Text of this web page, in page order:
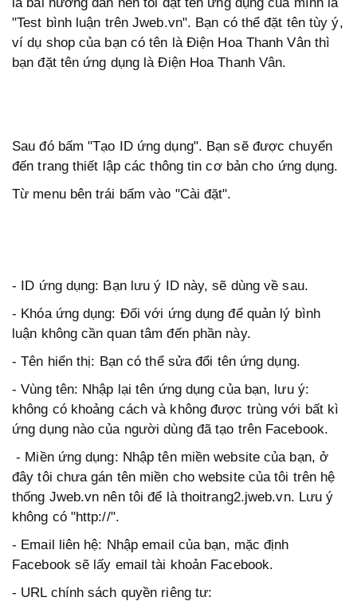
"Test bình luận trên Jweb.vn". Bạn có thể đặt tên tùy ý,
ví dụ shop của bạn có tên là Điện Hoa Thanh Vân thì
bạn đặt tên ứng dụng là Điện Hoa Thanh Vân.
Sau đó bấm "Tạo ID ứng dụng". Bạn sẽ được chuyển
đến trang thiết lập các thông tin cơ bản cho ứng dụng.
Từ menu bên trái bấm vào "Cài đặt".
- ID ứng dụng: Bạn lưu ý ID này, sẽ dùng về sau.
- Khóa ứng dụng: Đối với ứng dụng để quản lý bình
luận không cần quan tâm đến phần này.
- Tên hiển thị: Bạn có thể sửa đổi tên ứng dụng.
- Vùng tên: Nhập lại tên ứng dụng của bạn, lưu ý:
không có khoảng cách và không được trùng với bất kì
ứng dụng nào của người dùng đã tạo trên Facebook.
- Miền ứng dụng: Nhập tên miền website của bạn, ở
đây tôi chưa gán tên miền cho website của tôi trên hệ
thống Jweb.vn nên tôi để là thoitrang2.jweb.vn. Lưu ý
không có "http://".
- Email liên hệ: Nhập email của bạn, mặc định
Facebook sẽ lấy email tài khoản Facebook.
- URL chính sách quyền riêng tư: